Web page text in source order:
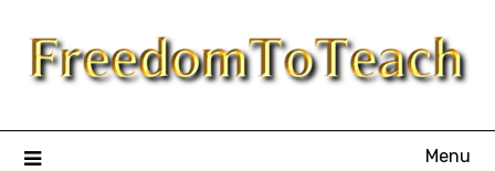
content
Menu